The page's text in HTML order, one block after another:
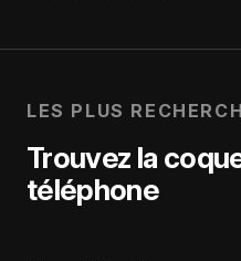
LES PLUS
Trouvez la
téléphone